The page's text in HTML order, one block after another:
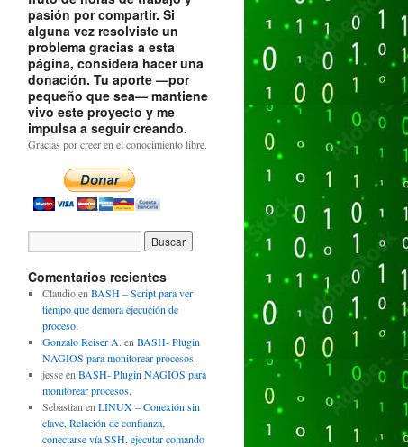
pasión por compartir. Si
alguna vez resolviste un
problema gracias a esta
página, considera hacer una
donación. Tu aporte —por
pequeño que sea— mantiene
vivo este proyecto y me
impulsa a seguir creando.
Gracias por creer en el conocimiento libre.
Comentarios recientes
Claudioen BASH – Script para ver
tiempo que demora ejecución de
proceso.
Gonzalo Reiser A. en BASH- Plugin
NAGIOS para monitorear procesos.
jesseen BASH- Plugin NAGIOS para
monitorear procesos.
Sebastian en LINUX – Conexión sin
clave, Relación de confianza,
conectarse vía SSH, ejecutar comando